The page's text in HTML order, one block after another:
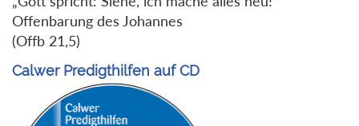
Offenbarung des Johannes
(Offb 21,5)
Calwer Predigthilfen auf CD